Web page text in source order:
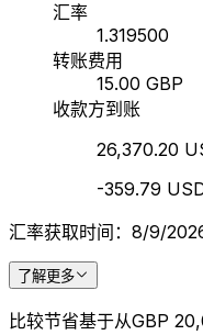
汇率
1.319500
转账费用
15.00 GBP
收款方到账
26,370.20
-359.79
汇率获取时间：8/9/
了解更多
比较节省基于从GBP